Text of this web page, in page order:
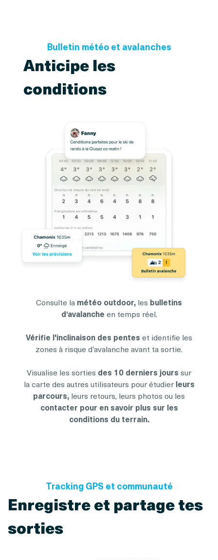
Bulletin météo et avalanches
Anticipe les
conditions
Consulte la météo outdoor, les bulletins
d’avalanche en temps réel.
Vérifie l'inclinaison des pentes et identifie les
zones à risque d’avalanche avant ta sortie.
Visualise les sorties des 10 derniers jours sur
la carte des autres utilisateurs pour étudier leurs
parcours, leurs retours, leurs photos ou les
contacter pour en savoir plus sur les
conditions du terrain.
Tracking GPS et communauté
Enregistre et partage tes
sorties